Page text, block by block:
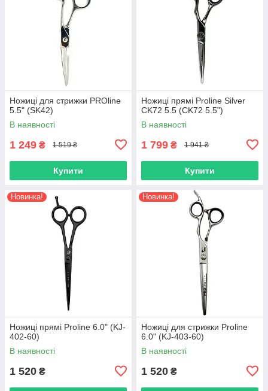
Ножиці для стрижки PROline
5.5" (SK42)
В наявності
1 249 ₴ 1 519 ₴
Купити
Ножиці прямі Proline Silver
CK72 5.5 (CK72 5.5")
В наявності
1 799 ₴ 1 941 ₴
Купити
Новинка!
Ножиці прямі Proline 6.0" (KJ-
402-60)
В наявності
1 520 ₴
Новинка!
Ножиці для стрижки Proline
6.0" (KJ-403-60)
В наявності
1 520 ₴